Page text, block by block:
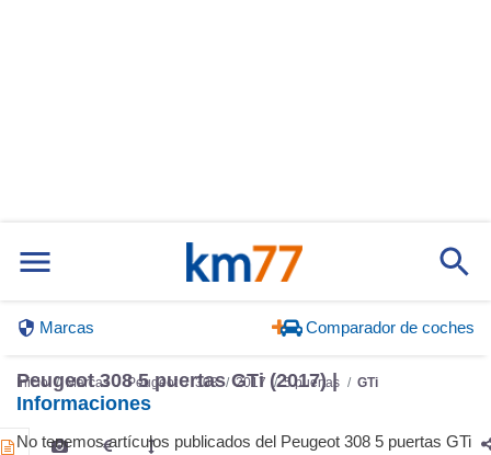
Marcas Comparador de coches
Inicio Marcas Peugeot 308 2017 5 puertas GTi
Peugeot 308 5 puertas GTi (2017) |
Informaciones
No tenemos artículos publicados del Peugeot 308 5 puertas GTi